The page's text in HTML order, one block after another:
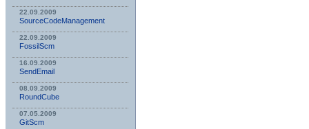
22.09.2009
SourceCodeManagement
22.09.2009
FossilScm
16.09.2009
SendEmail
08.09.2009
RoundCube
07.05.2009
GitScm